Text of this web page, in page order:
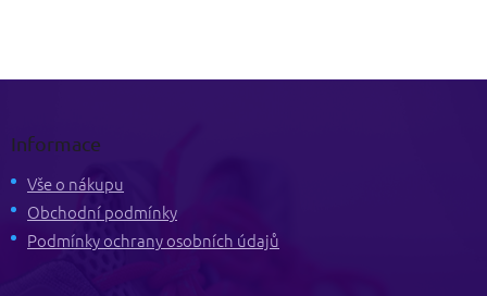
Informace
Vše o nákupu
Obchodní podmínky
Podmínky ochrany osobních údajů